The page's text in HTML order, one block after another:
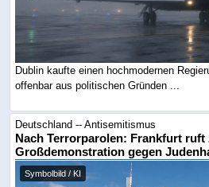
Dublin kaufte einen hochmodernen
offenbar aus politischen Gründen ...
Deutschland -- Antisemitismus
Nach Terrorparolen: Frankfurt ruft
Großdemonstration gegen
Symbolbild / KI